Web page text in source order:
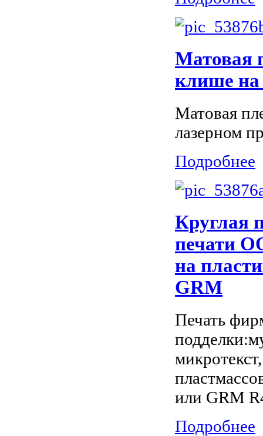
Матовая
клише на
Матовая
лазерном
Подробнее
Круглая
печати
на
GRM
Печать
или GRM
Подробнее